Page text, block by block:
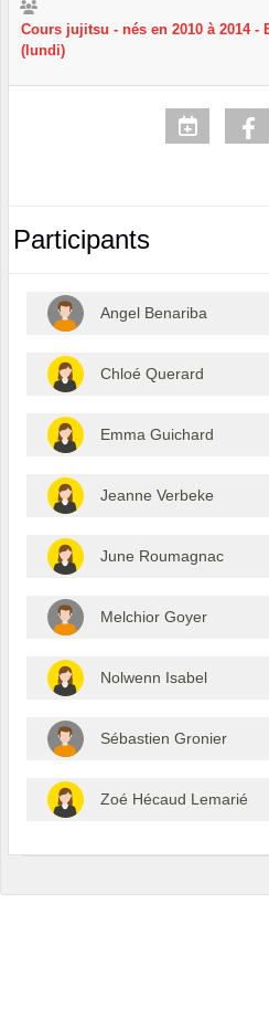
Cours jujitsu - nés en 2010 à 2014
(lundi)
Participants
Angel Benariba
Chloé Querard
Emma Guichard
Jeanne Verbeke
June Roumagnac
Melchior Goyer
Nolwenn Isabel
Sébastien Gronier
Zoé Hécaud Lemarié